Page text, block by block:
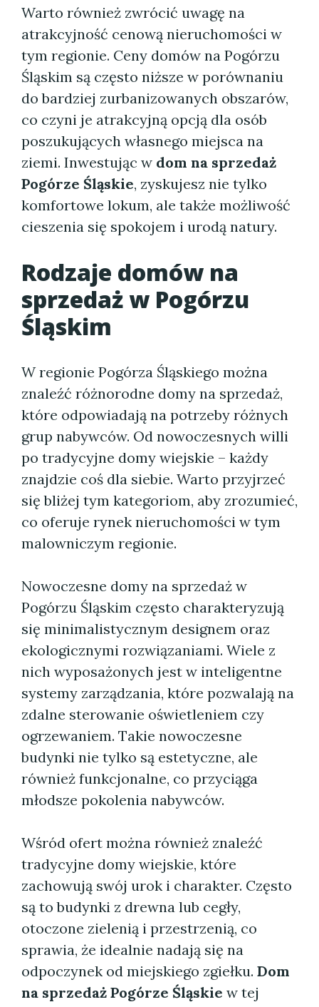
Warto również zwrócić uwagę na
atrakcyjność cenową nieruchomości w
tym regionie. Ceny domów na Pogórzu
Śląskim są często niższe w porównaniu
do bardziej zurbanizowanych obszarów,
co czyni je atrakcyjną opcją dla osób
poszukujących własnego miejsca na
ziemi. Inwestując w dom na sprzedaż
Pogórze Śląskie, zyskujesz nie tylko
komfortowe lokum, ale także możliwość
cieszenia się spokojem i urodą natury.
Rodzaje domów na
sprzedaż w Pogórzu
Śląskim
W regionie Pogórza Śląskiego można
znaleźć różnorodne domy na sprzedaż,
które odpowiadają na potrzeby różnych
grup nabywców. Od nowoczesnych willi
po tradycyjne domy wiejskie – każdy
znajdzie coś dla siebie. Warto przyjrzeć
się bliżej tym kategoriom, aby zrozumieć,
co oferuje rynek nieruchomości w tym
malowniczym regionie.
Nowoczesne domy na sprzedaż w
Pogórzu Śląskim często charakteryzują
się minimalistycznym designem oraz
ekologicznymi rozwiązaniami. Wiele z
nich wyposażonych jest w inteligentne
systemy zarządzania, które pozwalają na
zdalne sterowanie oświetleniem czy
ogrzewaniem. Takie nowoczesne
budynki nie tylko są estetyczne, ale
również funkcjonalne, co przyciąga
młodsze pokolenia nabywców.
Wśród ofert można również znaleźć
tradycyjne domy wiejskie, które
zachowują swój urok i charakter. Często
są to budynki z drewna lub cegły,
otoczone zielenią i przestrzenią, co
sprawia, że idealnie nadają się na
odpoczynek od miejskiego zgiełku. Dom
na sprzedaż Pogórze Śląskie w tej